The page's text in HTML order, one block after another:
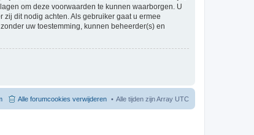
om deze voorwaarden te kunnen waarborgen. U
dit nodig achten. Als gebruiker gaat u ermee
uw toestemming, kunnen beheerder(s) en
Alle tijden zijn Array UTC
Alle forumcookies verwijderen